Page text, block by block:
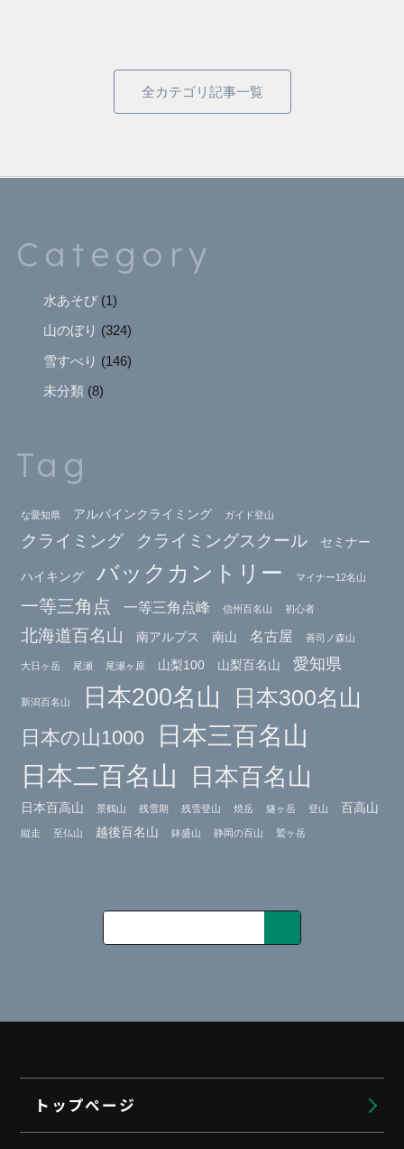
全カテゴリ記事一覧
Category
水あそび(1)
山のぼり (324)
雪すべり (146)
未分類(8)
Tag
な愛知県 アルパインクライミング ガイド登山
クライミング クライミングスクール セミナー
ハイキング バックカントリー マイナー12名山
一等三角点 一等三角点峰 信州百名山 初心者
北海道百名山 南アルプス 南山 名古屋 善司ノ森山
大日ヶ岳 尾瀬 尾瀬ヶ原 山梨100 山梨百名山 愛知県
新潟百名山 日本200名山 日本300名山
日本の山1000 日本三百名山
日本二百名山 日本百名山
日本百高山 景鶴山 残雪期 残雪登山 焼岳 燧ヶ岳 登山 百高山
縦走 至仏山 越後百名山 鉢盛山 静岡の百山 鷲ヶ岳
トップページ